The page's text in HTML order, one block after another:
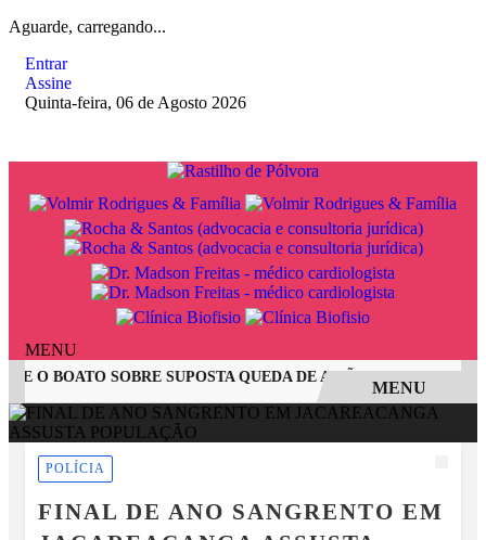
Aguarde, carregando...
Entrar
Assine
Quinta-feira, 06 de Agosto 2026
MENU
O BOATO SOBRE SUPOSTA QUEDA DE AVIÃO COM JOVENS
EM ALTA
MENU
POLÍCIA
FINAL DE ANO SANGRENTO EM